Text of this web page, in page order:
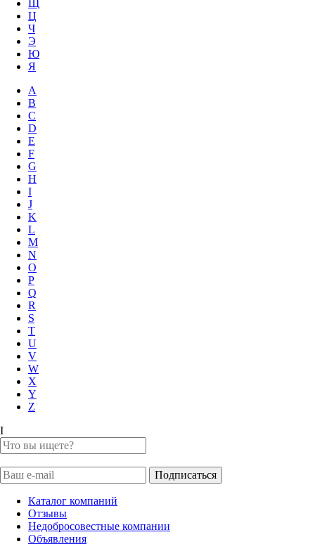
Щ
Ц
Ч
Э
Ю
Я
A
B
C
D
E
F
G
H
I
J
K
L
M
N
O
P
Q
R
S
T
U
V
W
X
Y
Z
I
Каталог компаний
Отзывы
Недобросовестные компании
Объявления